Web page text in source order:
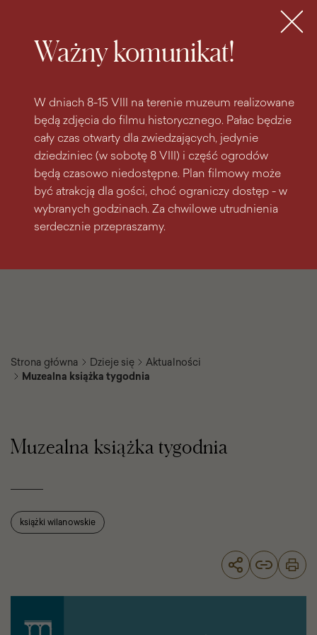
Ważny komunikat!
W dniach 8-15 VIII na terenie muzeum realizowane
będą zdjęcia do filmu historycznego. Pałac będzie
cały czas otwarty dla zwiedzających, jedynie
dziedziniec (w sobotę 8 VIII) i część ogrodów
będą czasowo niedostępne. Plan filmowy może
być atrakcją dla gości, choć ograniczy dostęp - w
wybranych godzinach. Za chwilowe utrudnienia
serdecznie przepraszamy.
MENU
Strona główna Dzieje się
Aktualności
Muzealna książka tygodnia
tygodnia
Muzealna książka tygodnia
książki wilanowskie
Muzealna
tygodnia